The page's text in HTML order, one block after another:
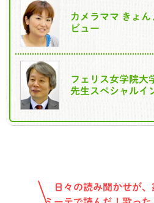
カメラママ きょ
ビュー
フェリス女学院大
先生スペシャルイ
日々の読み聞かせが